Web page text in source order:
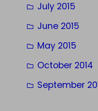
July 2015
June 2015
May 2015
October 2014
September